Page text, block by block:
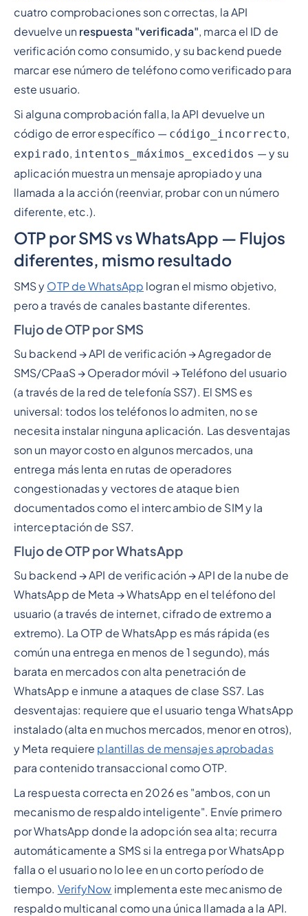
cuatro comprobaciones son correctas, la API
devuelve un respuesta "verificada", marca el ID de
verificación como consumido, y su backend puede
marcar ese número de teléfono como verificado para
este usuario.
Si alguna comprobación falla, la API devuelve un
código de error específico — código_incorrecto,
expirado, intentos_máximos_excedidos — y su
aplicación muestra un mensaje apropiado y una
llamada a la acción (reenviar, probar con un número
diferente, etc.).
OTP por SMS vs WhatsApp — Flujos
diferentes, mismo resultado
SMS y OTP de WhatsApp logran el mismo objetivo,
pero a través de canales bastante diferentes.
Flujo de OTP por SMS
Su backend → API de verificación → Agregador de
SMS/CPaaS → Operador móvil → Teléfono del usuario
(a través de la red de telefonía SS7). El SMS es
universal: todos los teléfonos lo admiten, no se
necesita instalar ninguna aplicación. Las desventajas
son un mayor costo en algunos mercados, una
entrega más lenta en rutas de operadores
congestionadas y vectores de ataque bien
documentados como el intercambio de SIM y la
interceptación de SS7.
Flujo de OTP por WhatsApp
Su backend → API de verificación → API de la nube de
WhatsApp de Meta → WhatsApp en el teléfono del
usuario (a través de internet, cifrado de extremo a
extremo). La OTP de WhatsApp es más rápida (es
común una entrega en menos de 1 segundo), más
barata en mercados con alta penetración de
WhatsApp e inmune a ataques de clase SS7. Las
desventajas: requiere que el usuario tenga WhatsApp
instalado (alta en muchos mercados, menor en otros),
y Meta requiere plantillas de mensajes aprobadas
para contenido transaccional como OTP.
La respuesta correcta en 2026 es "ambos, con un
mecanismo de respaldo inteligente". Envíe primero
por WhatsApp donde la adopción sea alta; recurra
automáticamente a SMS si la entrega por WhatsApp
falla o el usuario no lo lee en un corto período de
tiempo. VerifyNow implementa este mecanismo de
respaldo multicanal como una única llamada a la API.